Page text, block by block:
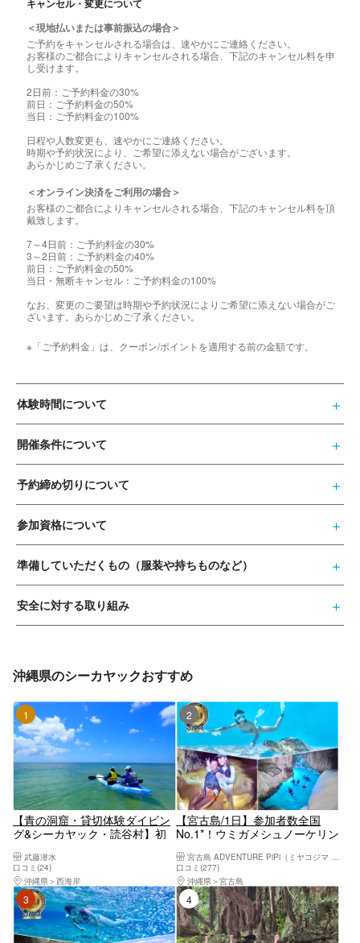
キャンセル・変更について
＜現地払いまたは事前振込の場合＞
ご予約をキャンセルされる場合は、速やかにご連絡ください。
お客様のご都合によりキャンセルされる場合、下記のキャンセル料を申
し受けます。
2日前：ご予約料金の30%
前日：ご予約料金の50%
当日：ご予約料金の100%
日程や人数変更も、速やかにご連絡ください。
時期や予約状況により、ご希望に添えない場合がございます。
あらかじめご了承ください。
＜オンライン決済をご利用の場合＞
お客様のご都合によりキャンセルされる場合、下記のキャンセル料を頂
戴致します。
7～4日前：ご予約料金の30%
3～2日前：ご予約料金の40%
前日：ご予約料金の50%
当日・無断キャンセル：ご予約料金の100%
なお、変更のご要望は時期や予約状況によりご希望に添えない場合がご
ざいます。あらかじめご了承ください。
※「ご予約料金」は、クーポン/ポイントを適用する前の金額です。
体験時間について
開催条件について
予約締め切りについて
参加資格について
準備していただくもの（服装や持ちものなど）
安全に対する取り組み
沖縄県のシーカヤックおすすめ
1位
【青の洞窟・貸切体験ダイビン
グ&シーカヤック・読谷村】初
ーカヤック体験
武藤潜水
口コミ(24)
沖縄県
西海岸
2位
【宮古島/1日】参加者数全国
No.1*！ウミガメシュノーケリン
ヤック！写真データ&島内送迎
無料！
宮古島 ADVENTURE PiPi（ミヤコジマ アドベンチャー ピピ）
口コミ(277)
沖縄県
宮古島
3位 4位